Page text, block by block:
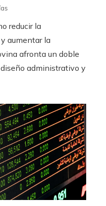
reducir la
aumentar la
afronta un doble
administrativo y